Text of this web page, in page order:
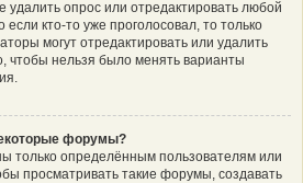
удалить опрос или отредактировать любой
кто-то уже проголосовал, то только
могут отредактировать или удалить
чтобы нельзя было менять варианты
форумы?
только определённым пользователям или
просматривать такие форумы, создавать